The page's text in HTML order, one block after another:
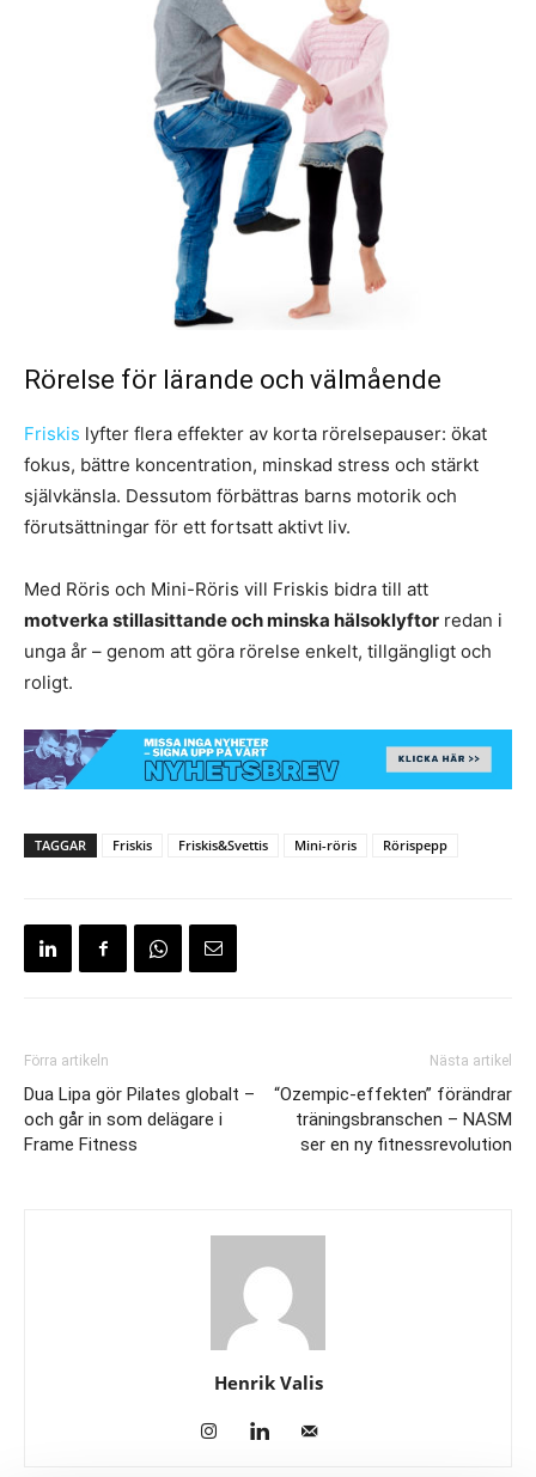
Rörelse för lärande och välmående
Friskis lyfter flera effekter av korta rörelsepauser: ökat
fokus, bättre koncentration, minskad stress och stärkt
självkänsla. Dessutom förbättras barns motorik och
förutsättningar för ett fortsatt aktivt liv.
Med Röris och Mini-Röris vill Friskis bidra till att
motverka stillasittande och minska hälsoklyftor redan i
unga år – genom att göra rörelse enkelt, tillgängligt och
roligt.
TAGGAR Friskis Friskis&Svettis Mini-röris Rörispepp
Förra artikeln
Dua Lipa gör Pilates globalt –
och går in som delägare i
Frame Fitness
Nästa artikel
“Ozempic-effekten” förändrar
träningsbranschen – NASM
ser en ny fitnessrevolution
Henrik Valis